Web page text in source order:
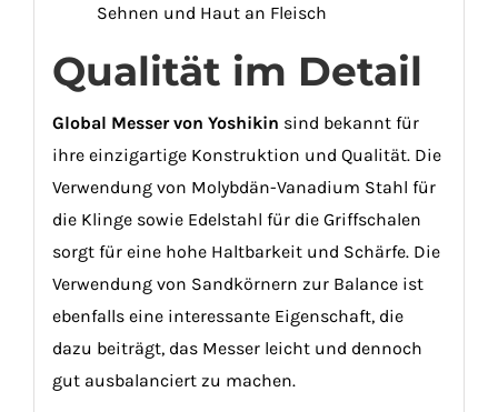
Sehnen und Haut an Fleisch
Qualität im Detail
Global Messer von Yoshikin sind bekannt für
ihre einzigartige Konstruktion und Qualität. Die
Verwendung von Molybdän-Vanadium Stahl für
die Klinge sowie Edelstahl für die Griffschalen
sorgt für eine hohe Haltbarkeit und Schärfe. Die
Verwendung von Sandkörnern zur Balance ist
ebenfalls eine interessante Eigenschaft, die
dazu beiträgt, das Messer leicht und dennoch
gut ausbalanciert zu machen.